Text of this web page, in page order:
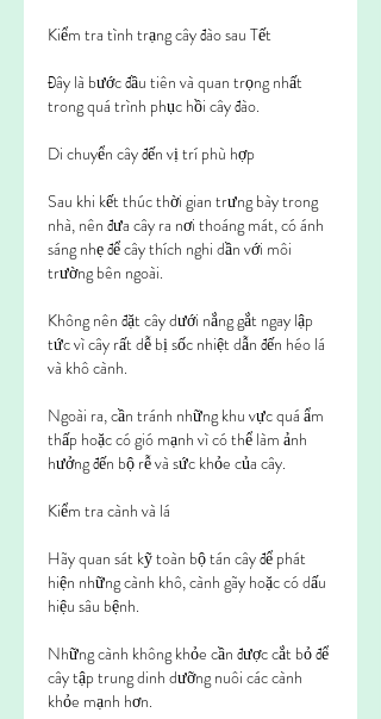
Kiểm tra tình trạng cây đào sau Tết
Đây là bước đầu tiên và quan trọng nhất
trong quá trình phục hồi cây đào.
Di chuyển cây đến vị trí phù hợp
Sau khi kết thúc thời gian trưng bày trong
nhà, nên đưa cây ra nơi thoáng mát, có ánh
sáng nhẹ để cây thích nghi dần với môi
trường bên ngoài.
Không nên đặt cây dưới nắng gắt ngay lập
tức vì cây rất dễ bị sốc nhiệt dẫn đến héo lá
và khô cành.
Ngoài ra, cần tránh những khu vực quá ẩm
thấp hoặc có gió mạnh vì có thể làm ảnh
hưởng đến bộ rễ và sức khỏe của cây.
Kiểm tra cành và lá
Hãy quan sát kỹ toàn bộ tán cây để phát
hiện những cành khô, cành gãy hoặc có dấu
hiệu sâu bệnh.
Những cành không khỏe cần được cắt bỏ để
cây tập trung dinh dưỡng nuôi các cành
khỏe mạnh hơn.